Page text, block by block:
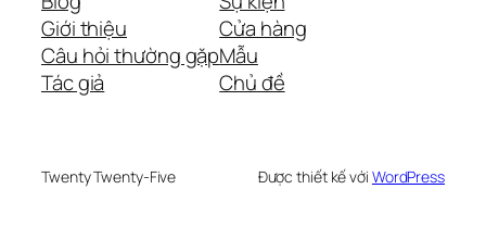
Giới thiệu
Câu hỏi thường gặp
Tác giả
Cửa hàng
Mẫu
Chủ đề
Twenty Twenty-Five Được thiết kế với WordPress